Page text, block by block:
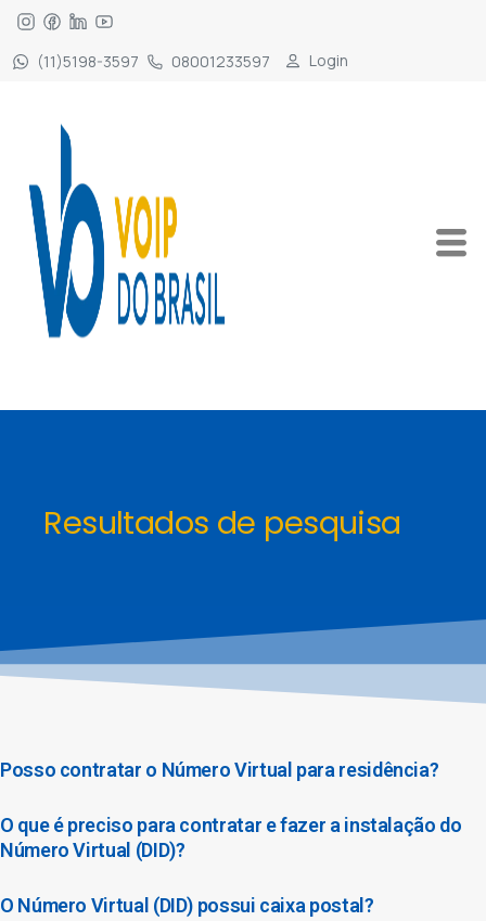
(11)5198-3597 08001233597 Login
Resultados de pesquisa
Posso contratar o Número Virtual para residência?
O que é preciso para contratar e fazer a instalação do
Número Virtual (DID)?
O Número Virtual (DID) possui caixa postal?